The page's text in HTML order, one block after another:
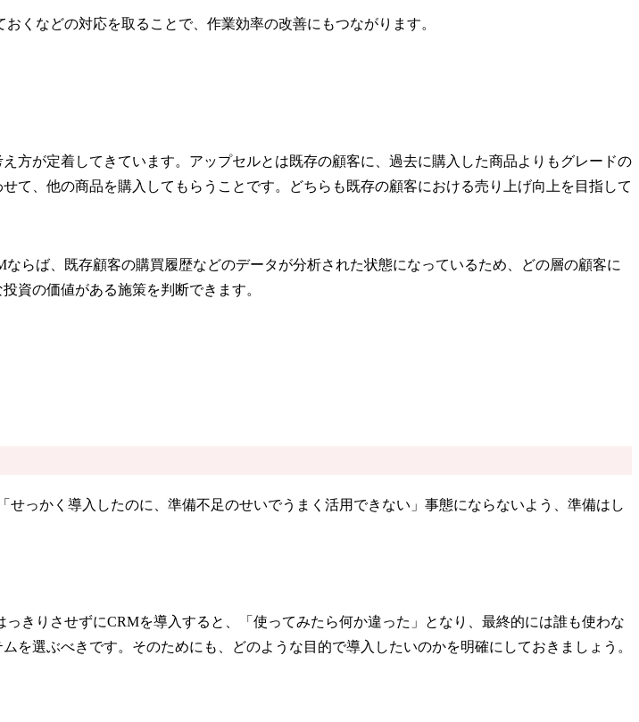
くなどの対応を取ることで、作業効率の改善にもつながります。
方が定着してきています。アップセルとは既存の顧客に、過去に購入した商品よりもグレードの
て、他の商品を購入してもらうことです。どちらも既存の顧客における売り上げ向上を目指して
らば、既存顧客の購買履歴などのデータが分析された状態になっているため、どの層の顧客に
資の価値がある施策を判断できます。
っかく導入したのに、準備不足のせいでうまく活用できない」事態にならないよう、準備はし
きりさせずにCRMを導入すると、「使ってみたら何か違った」となり、最終的には誰も使わな
選ぶべきです。そのためにも、どのような目的で導入したいのかを明確にしておきましょう。